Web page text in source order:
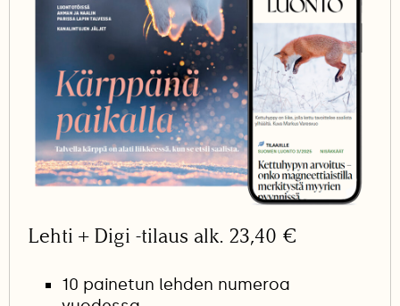
Lehti + Digi -tilaus alk. 23,40 €
10 painetun lehden numeroa